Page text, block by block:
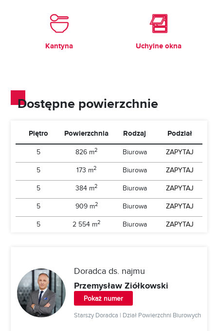
Kantyna Uchylne okna
Dostępne powierzchnie
Piętro Powierzchnia Rodzaj Podział
5 826 m2 Biurowa
ZAPYTAJ
5
173 m2 Biurowa
ZAPYTAJ
5
384 m2 Biurowa
ZAPYTAJ
5
909 m2 Biurowa
ZAPYTAJ
5
2 554 m2 Biurowa
ZAPYTAJ
3
Biurowa
3
2 000 m 2 Biurowa
2
448 m 2 Handlowa ZAPYTAJ
Doradca ds. najmu
Przemysław Ziółkowski
Pokaż numer
Starszy Doradca | Dział Powierzchni Biurowych